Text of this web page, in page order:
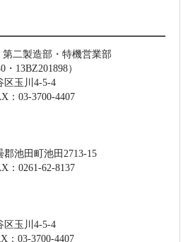
二製造部・特機営業部
13BZ201898）
区玉川4-5-4
：03-3700-4407
郡池田町池田2713-15
：0261-62-8137
区玉川4-5-4
：03-3700-4407